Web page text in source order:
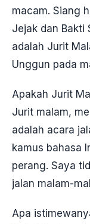
macam. Siang
Jejak dan Bakti
adalah Jurit
Unggun pada
Apakah Jurit
Jurit malam,
adalah acara
kamus bahasa
perang. Saya
jalan malam-
Apa